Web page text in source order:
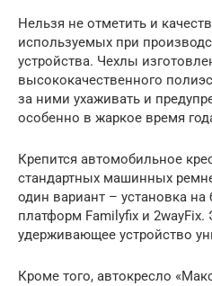
Нельзя не отметить и
используемых при
устройства. Чехлы
высококачественного
за ними ухаживать и
особенно в жаркое время
Крепится автомобильное
стандартных машинных
один вариант – установка
платформ Familyfix и 2wayFix.
удерживающее устройство
Кроме того, автокресло